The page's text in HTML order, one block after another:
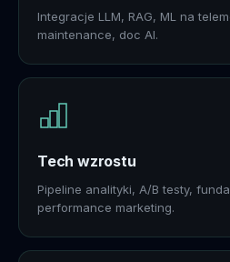
Integracje LLM, RAG, ML na
maintenance, doc AI.
Tech wzrostu
Pipeline analityki, A/B testy,
performance marketing.